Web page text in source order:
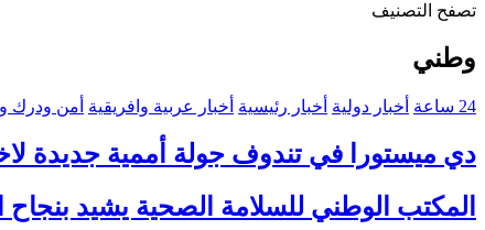
تصفح التصنيف
وطني
24 ساعة أخبار دولية أخبار رئيسية أخبار عربية وافريقية أمن ودرك
دي ميستورا في تندوف جولة أممية جديدة
المكتب الوطني للسلامة الصحية يشيد